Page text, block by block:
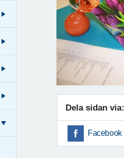
Dela sidan via:
Facebook